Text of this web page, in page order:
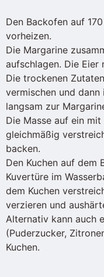
Den Backofen auf
vorheizen.
Die Margarine
aufschlagen. Die Eier
Die trockenen
vermischen und
langsam zur
Die Masse auf ein
gleichmäßig
backen.
Den Kuchen auf dem
Kuvertüre im
dem Kuchen
verzieren und
Alternativ kann auch
(Puderzucker,
Kuchen.